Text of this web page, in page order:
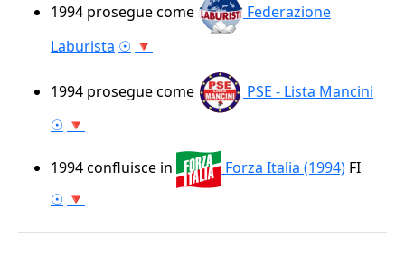
1994 prosegue come
Federazione
Laburista ☉ 🔻
1994 prosegue come
PSE - Lista Mancini
☉ 🔻
1994confluisce in Forza Italia (1994) FI
☉ 🔻